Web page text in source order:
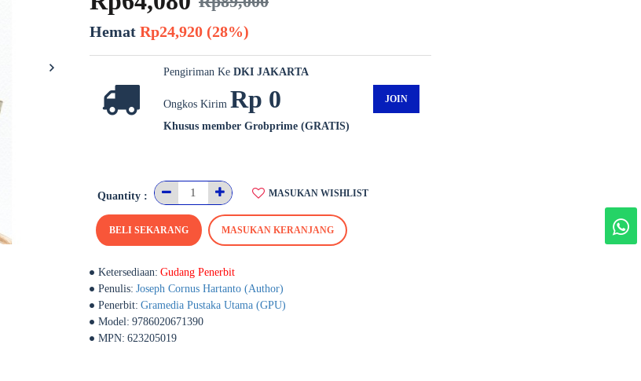
Ketersediaan: Gudang Penerbit
Penulis: Joseph Cornus Hartanto (Author)
Penerbit: Gramedia Pustaka Utama (GPU)
Model: 9786020671390
MPN: 623205019
Hemat Rp24,920 (28%)
Pengiriman Ke DKI JAKARTA
Ongkos Kirim Rp 0
Khusus member Grobprime (GRATIS)
JOIN
Quantity : MASUKAN WISHLIST
BELI SEKARANG MASUKAN KERANJANG